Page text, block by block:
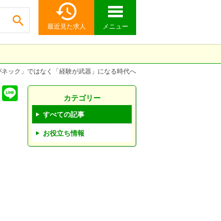
 
最近見た求人 メニュー
ック」ではなく「経験が武器」になる時代へ
カテゴリー
すべての記事
お役立ち情報